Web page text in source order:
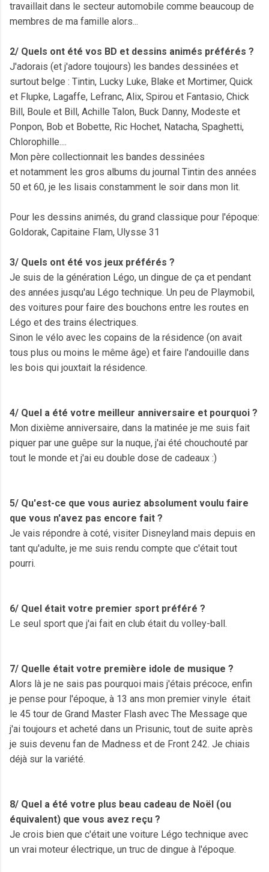
travaillait dans le secteur automobile comme beaucoup de
membres de ma famille alors...
2/ Quels ont été vos BD et dessins animés préférés ?
J'adorais (et j'adore toujours) les bandes dessinées et
surtout belge : Tintin, Lucky Luke, Blake et Mortimer, Quick
et Flupke, Lagaffe, Lefranc, Alix, Spirou et Fantasio, Chick
Bill, Boule et Bill, Achille Talon, Buck Danny, Modeste et
Ponpon, Bob et Bobette, Ric Hochet, Natacha, Spaghetti,
Chlorophille....
Mon père collectionnait les bandes dessinées
et notamment les gros albums du journal Tintin des années
50 et 60, je les lisais constamment le soir dans mon lit.
Pour les dessins animés, du grand classique pour l'époque:
Goldorak, Capitaine Flam, Ulysse 31
3/ Quels ont été vos jeux préférés ?
Je suis de la génération Légo, un dingue de ça et pendant
des années jusqu'au Légo technique. Un peu de Playmobil,
des voitures pour faire des bouchons entre les routes en
Légo et des trains électriques.
Sinon le vélo avec les copains de la résidence (on avait
tous plus ou moins le même âge) et faire l'andouille dans
les bois qui jouxtait la résidence.
4/ Quel a été votre meilleur anniversaire et pourquoi ?
Mon dixième anniversaire, dans la matinée je me suis fait
piquer par une guêpe sur la nuque, j'ai été chouchouté par
tout le monde et j'ai eu double dose de cadeaux :)
5/ Qu'est-ce que vous auriez absolument voulu faire
que vous n'avez pas encore fait ?
Je vais répondre à coté, visiter Disneyland mais depuis en
tant qu'adulte, je me suis rendu compte que c'était tout
pourri.
6/ Quel était votre premier sport préféré ?
Le seul sport que j'ai fait en club était du volley-ball.
7/ Quelle était votre première idole de musique ?
Alors là je ne sais pas pourquoi mais j'étais précoce, enfin
je pense pour l'époque, à 13 ans mon premier vinyle était
le 45 tour de Grand Master Flash avec The Message que
j'ai toujours et acheté dans un Prisunic, tout de suite après
je suis devenu fan de Madness et de Front 242. Je chiais
déjà sur la variété.
8/ Quel a été votre plus beau cadeau de Noël (ou
équivalent) que vous avez reçu ?
Je crois bien que c'était une voiture Légo technique avec
un vrai moteur électrique, un truc de dingue à l'époque.